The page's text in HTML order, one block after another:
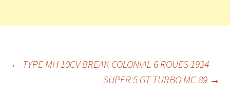
Navigation
← TYPE MH 10CV BREAK COLONIAL 6 ROUES 1924
SUPER 5 GT TURBO MC 89 →